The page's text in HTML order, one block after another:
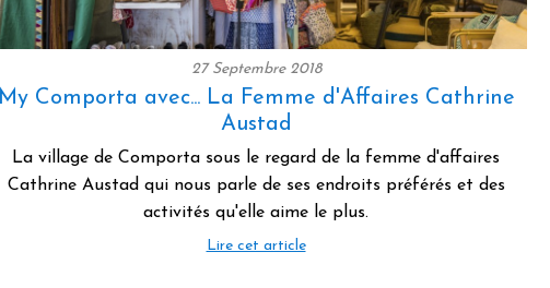
27 Septembre 2018
My Comporta avec... La Femme d'Affaires Cathrine
Austad
La village de Comporta sous le regard de la femme d'affaires
Cathrine Austad qui nous parle de ses endroits préférés et des
activités qu'elle aime le plus.
Lire cet article